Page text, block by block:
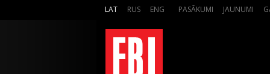
LAT RUS ENG PASĀKUMI JAUNUMI